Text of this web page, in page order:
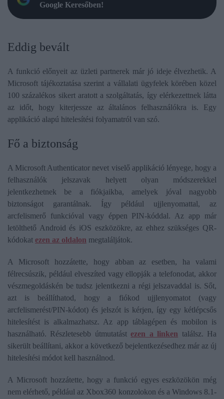
Google Keresőben!
Eddig bevált
A funkció előnyeit az üzleti partnerek már jó ideje élvezhetik. A
Microsoft tájékoztatása szerint a vállalati ügyfelek körében közel
100 százalékos sikert aratott a szolgáltatás, így elérkezettnek látta
az időt, hogy kiterjessze az általános felhasználókra is. Egy
applikáció alapú hitelesítési folyamatról van szó.
Fő a biztonság
A Microsoft Authenticator nevet viselő applikáció lényege, hogy a
felhasználók jelszavak helyett olyan módszerekkel
jelentkezhetnek be a fiókjaikba, amelyek jóval nagyobb
biztonságot garantálnak. Így például ujjlenyomattal, az
arcfelismerő funkcióval vagy éppen PIN-kóddal. Az app már
letölthető Android és iOS eszközökre, az ehhez szükséges QR-
kódokat ezen az oldalon megtaláljátok.
A Microsoft hozzátette, hogy abban az esetben, ha valami
félrecsúszik, például elveszíted vagy ellopják a telefonodat, akkor
vészmegoldáskén be tudsz jelentkezni a régi jelszavaddal is. Sőt,
azt is beállíthatod, hogy a fiókod ujjlenyomatot (vagy
arcfelismerést/PIN-kódot) és jelszót is kérjen, így egy kétlépcsős
hitelesítést is alkalmazhatsz. Az app táblagépen és mobilon is
használható. Részletesebb útmutatást ezen a linken találsz. Ha
sikerült beállítani, akkor a következő bejelentkezésedhez már az új
hitelesítési módot kell használnod.
A Microsoft hozzátette, hogy a funkció egyes eszközökön még
nem elérhető, például az Xbox360 konzolokon és a Windows 8.1-